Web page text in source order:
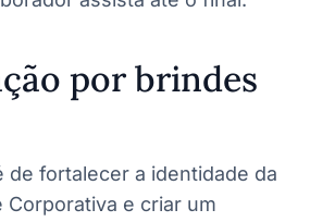
por brindes
de fortalecer a identidade da
Corporativa e criar um